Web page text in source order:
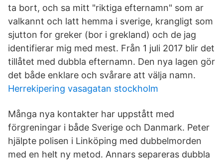
ta bort, och sa mitt "riktiga efternamn" som ar
valkannt och latt hemma i sverige, krangligt som
sjutton for greker (bor i grekland) och de jag
identifierar mig med mest. Från 1 juli 2017 blir det
tillåtet med dubbla efternamn. Den nya lagen gör
det både enklare och svårare att välja namn.
Herrekipering vasagatan stockholm
Många nya kontakter har uppstått med
förgreningar i både Sverige och Danmark. Peter
hjälpte polisen i Linköping med dubbelmorden
med en helt ny metod. Annars separeras dubbla